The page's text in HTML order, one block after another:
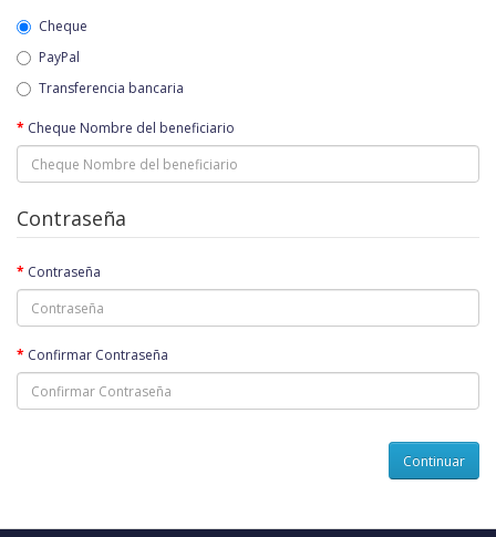
Cheque
PayPal
Transferencia bancaria
Cheque Nombre del beneficiario
Contraseña
Contraseña
Confirmar Contraseña